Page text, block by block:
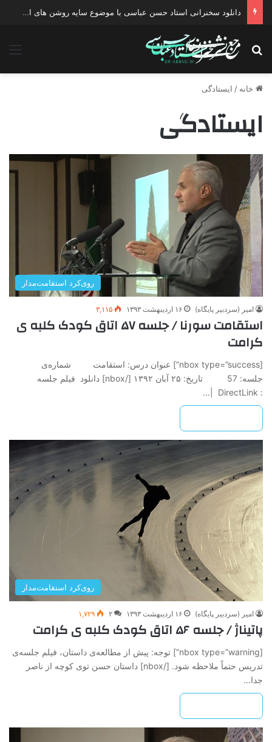
دانلود سخنرانی استاد حسن عباسی با موضوع چهار انتخاب ۱۴۰۰
جستجو برای
خانه / ایستادگی
ایستادگی
روی‌کرد استقامت‌مدار
امیر (سردبیر پایگاه) ۱۶ اردیبهشت ۱۳۹۳ ۳,۱۱۵
استقامت سورنا / جلسه ۵۷ اتاق کودک کلبه ی
کرامت
[nbox type=”success”] عنوان درس: استقامت شماره‌ی
جلسه: 57 تاريخ: ۲۵ آبان ۱۳۹۲ ‌[/nbox] دانلود فیلم جلسه
: DirectLink |…
روی‌کرد استقامت‌مدار
امیر (سردبیر پایگاه) ۱۶ اردیبهشت ۱۳۹۳ ۲ ۱,۷۲۹
پاتیناژ / جلسه ۵۶ اتاق کودک کلبه ی کرامت
[nbox type=”warning”] ‌‌‌توجه: پیش از مطالعه‌ی داستان، فیلم جلسه‌ی
تدریس حتماً ملاحظه شود. [/nbox] داستان حسن توی کوچه از ناصر
جدا…